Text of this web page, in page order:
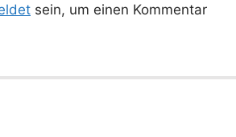
sein, um einen Kommentar